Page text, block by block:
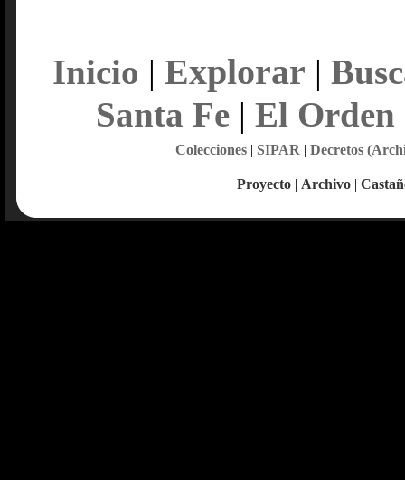
Inicio | Explorar |
Santa Fe| El Orden
Colecciones| SIPAR | Decretos
Proyecto | Archivo |